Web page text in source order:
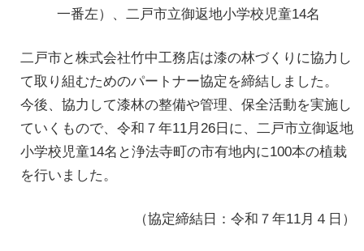
一番左）、二戸市立御返地小学校児童14名
二戸市と株式会社竹中工務店は漆の林づくりに協力し
て取り組むためのパートナー協定を締結しました。
今後、協力して漆林の整備や管理、保全活動を実施し
ていくもので、令和７年11月26日に、二戸市立御返地
小学校児童14名と浄法寺町の市有地内に100本の植栽
を行いました。
（協定締結日：令和７年11月４日）